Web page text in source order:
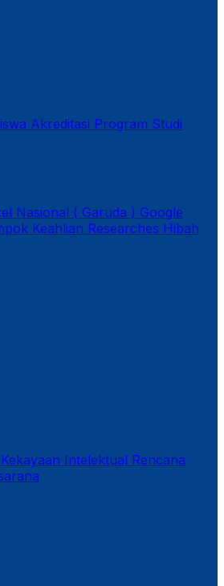
Akreditasi Program Studi
Nasional ( Garuda ) Google
Keahlian Researches Hibah
Intelektual Rencana